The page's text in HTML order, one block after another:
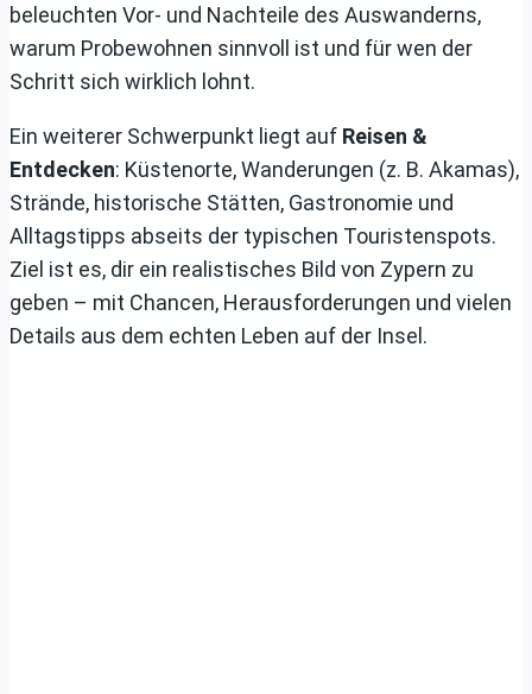
beleuchten Vor- und Nachteile des Auswanderns,
warum Probewohnen sinnvoll ist und für wen der
Schritt sich wirklich lohnt.
Ein weiterer Schwerpunkt liegt auf Reisen &
Entdecken: Küstenorte, Wanderungen (z. B. Akamas),
Strände, historische Stätten, Gastronomie und
Alltagstipps abseits der typischen Touristenspots.
Ziel ist es, dir ein realistisches Bild von Zypern zu
geben – mit Chancen, Herausforderungen und vielen
Details aus dem echten Leben auf der Insel.